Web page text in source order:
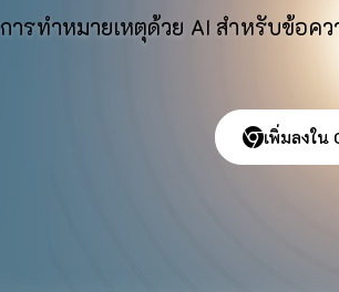
การทำหมายเหตุด้วย AI สำหรับข้อค
เพิ่มลงใน